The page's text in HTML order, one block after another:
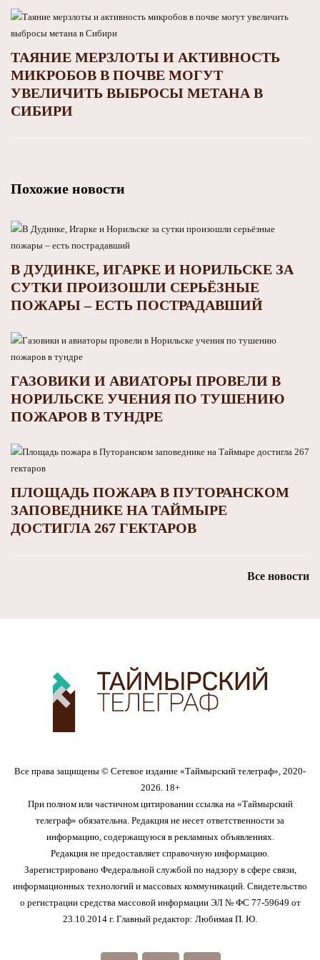
ТАЯНИЕ МЕРЗЛОТЫ И АКТИВНОСТЬ
МИКРОБОВ В ПОЧВЕ МОГУТ
УВЕЛИЧИТЬ ВЫБРОСЫ МЕТАНА В
СИБИРИ
Похожие новости
В ДУДИНКЕ, ИГАРКЕ И НОРИЛЬСКЕ ЗА
СУТКИ ПРОИЗОШЛИ СЕРЬЁЗНЫЕ
ПОЖАРЫ – ЕСТЬ ПОСТРАДАВШИЙ
ГАЗОВИКИ И АВИАТОРЫ ПРОВЕЛИ В
НОРИЛЬСКЕ УЧЕНИЯ ПО ТУШЕНИЮ
ПОЖАРОВ В ТУНДРЕ
ПЛОЩАДЬ ПОЖАРА В ПУТОРАНСКОМ
ЗАПОВЕДНИКЕ НА ТАЙМЫРЕ
ДОСТИГЛА 267 ГЕКТАРОВ
Все новости
Все права защищены © Сетевое издание «Таймырский телеграф», 2020-
2026. 18+
При полном или частичном цитировании ссылка на «Таймырский
телеграф» обязательна. Редакция не несет ответственности за
информацию, содержащуюся в рекламных объявлениях.
Редакция не предоставляет справочную информацию.
Зарегистрировано Федеральной службой по надзору в сфере связи,
информационных технологий и массовых коммуникаций. Свидетельство
о регистрации средства массовой информации ЭЛ № ФС 77-59649 от
23.10.2014 г. Главный редактор: Любимая П. Ю.